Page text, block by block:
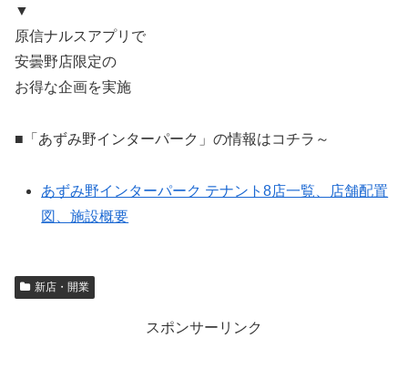
▼
原信ナルスアプリで
安曇野店限定の
お得な企画を実施
■「あずみ野インターパーク」の情報はコチラ～
あずみ野インターパーク テナント8店一覧、店舗配置
図、施設概要
新店・開業
スポンサーリンク